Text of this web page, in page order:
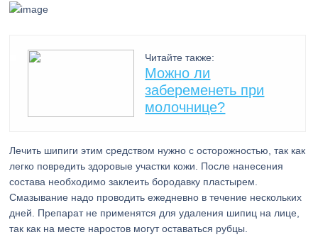
Читайте также:
Можно ли
забеременеть при
молочнице?
Лечить шипиги этим средством нужно с осторожностью, так как
легко повредить здоровые участки кожи. После нанесения
состава необходимо заклеить бородавку пластырем.
Смазывание надо проводить ежедневно в течение нескольких
дней. Препарат не применятся для удаления шипиц на лице,
так как на месте наростов могут оставаться рубцы.